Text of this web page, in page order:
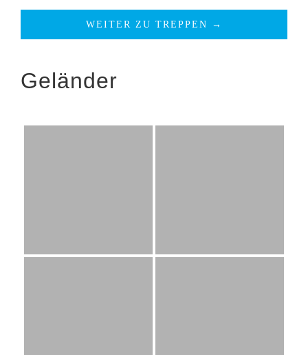
WEITER ZU TREPPEN →
Geländer